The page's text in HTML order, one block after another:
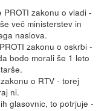
PROTI zakonu o vladi -
več ministerstev in
naslova.
zakonu o oskrbi -
bodo morali še 1 leto
o RTV - torej
ni.
glasovnic, to potrjuje -